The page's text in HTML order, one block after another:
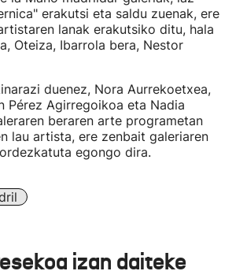
erakutsi eta saldu zuenak, ere
lanak erakutsiko ditu, hala
Oteiza, Ibarrola bera, Nestor
duenez, Nora Aurrekoetxea,
Pérez Agirregoikoa eta Nadia
beraren arte programetan
lau artista, ere zenbait galeriaren
egongo dira.
izan daiteke